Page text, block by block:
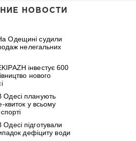
НОВОСТИ
Одещині судили
нелегальних
інвестує 600
нового
Одесі планують
квиток у всьому
Одесі підготували
дефіциту води